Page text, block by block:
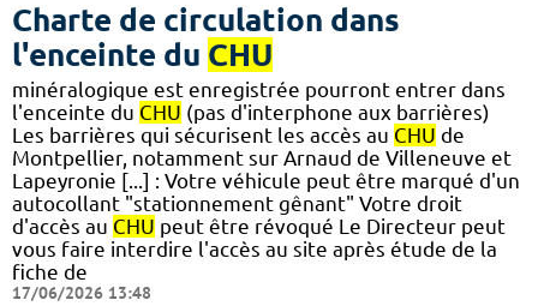
Charte de circulation dans
l'enceinte du CHU
minéralogique est enregistrée pourront entrer dans
l'enceinte du CHU (pas d'interphone aux barrières)
Les barrières qui sécurisent les accès au CHU de
Montpellier, notamment sur Arnaud de Villeneuve et
Lapeyronie [...] : Votre véhicule peut être marqué d'un
autocollant "stationnement gênant" Votre droit
d'accès au CHU peut être révoqué Le Directeur peut
vous faire interdire l'accès au site après étude de la
fiche de
17/06/2026 13:48